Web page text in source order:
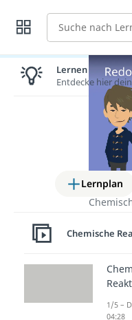
Suche
Lernplan
Bei
Lernen lohnt
Entdecke hier
Chemische
1/5 –
04:28